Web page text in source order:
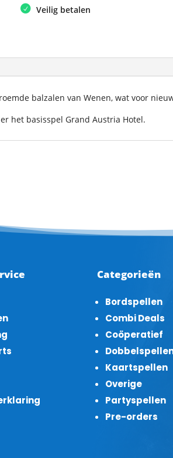
Veilig betalen
balzalen van Wenen, wat voor
het basisspel Grand Austria Hotel.
Categorieën
Bordspellen
Combi Deals
Coöperatief
Kaartspellen
Overige
Partyspellen
Pre-orders